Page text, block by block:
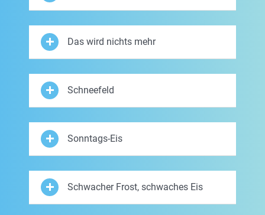
Das wird nichts mehr
Schneefeld
Sonntags-Eis
Schwacher Frost, schwaches Eis